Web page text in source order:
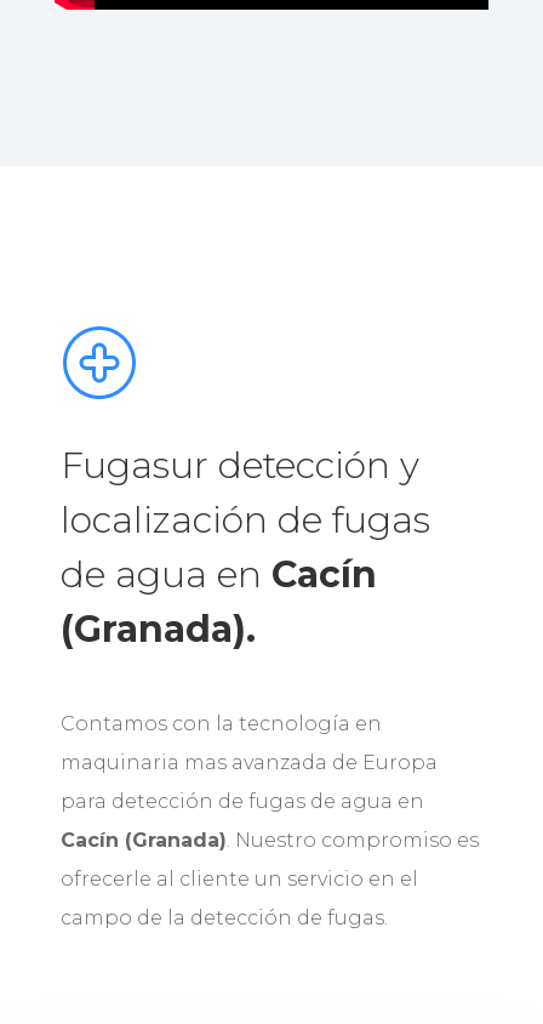
Fugasur detección y
localización de fugas
de agua en Cacín
(Granada).
Contamos con la tecnología en
maquinaria mas avanzada de Europa
para detección de fugas de agua en
Cacín (Granada). Nuestro compromiso es
ofrecerle al cliente un servicio en el
campo de la detección de fugas.